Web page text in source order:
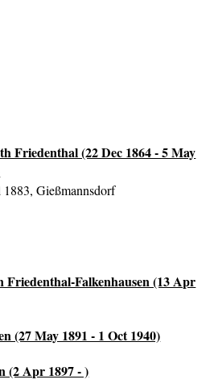
Friedenthal (22 Dec 1864 - 5 May
1883, Gießmannsdorf
Falkenhausen (13 Apr
(27 May 1891 - 1 Oct 1940)
(2 Apr 1897 - )